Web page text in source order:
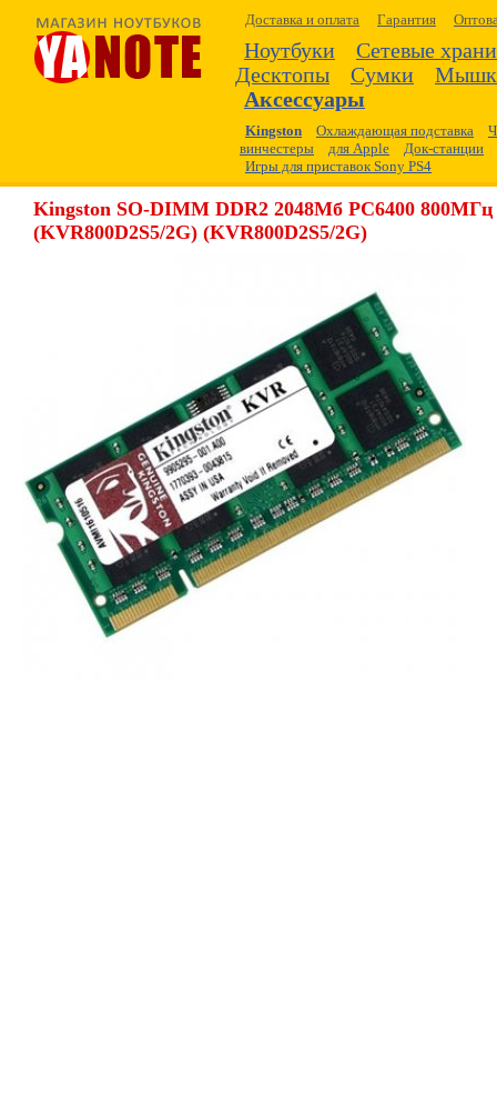
Доставка и оплата Гарантия
Ноутбуки
Сетевые
Десктопы
Сумки
Аксессуары
Kingston Охлаждающая подставка
винчестеры
для Apple
Док-станции
Игры для приставок Sony PS4
Kingston SO-DIMM DDR2 2048Мб PC6400 800МГц
(KVR800D2S5/2G) (KVR800D2S5/2G)